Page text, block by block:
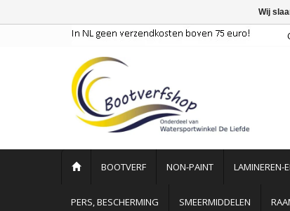
BOOTVERF NON-PAINT LAMINEREN-
PERS, BESCHERMING SMEERMIDDELEN
Wij